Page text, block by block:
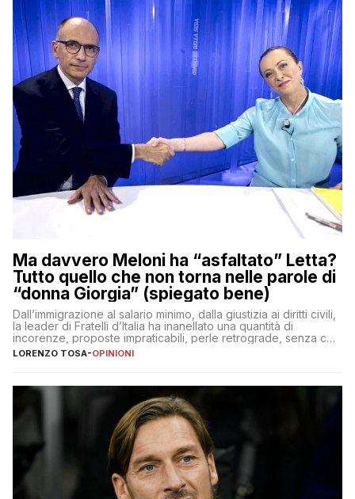
Ma davvero Meloni ha “asfaltato” Letta?
Tutto quello che non torna nelle parole di
“donna Giorgia” (spiegato bene)
Dall’immigrazione al salario minimo, dalla giustizia ai diritti civili,
la leader di Fratelli d’Italia ha inanellato una quantità di
incorenze, proposte impraticabili, perle retrograde, senza che
nessuno – a destra come a sinistra – glielo abbia fatto notare
LORENZO TOSA-OPINIONI